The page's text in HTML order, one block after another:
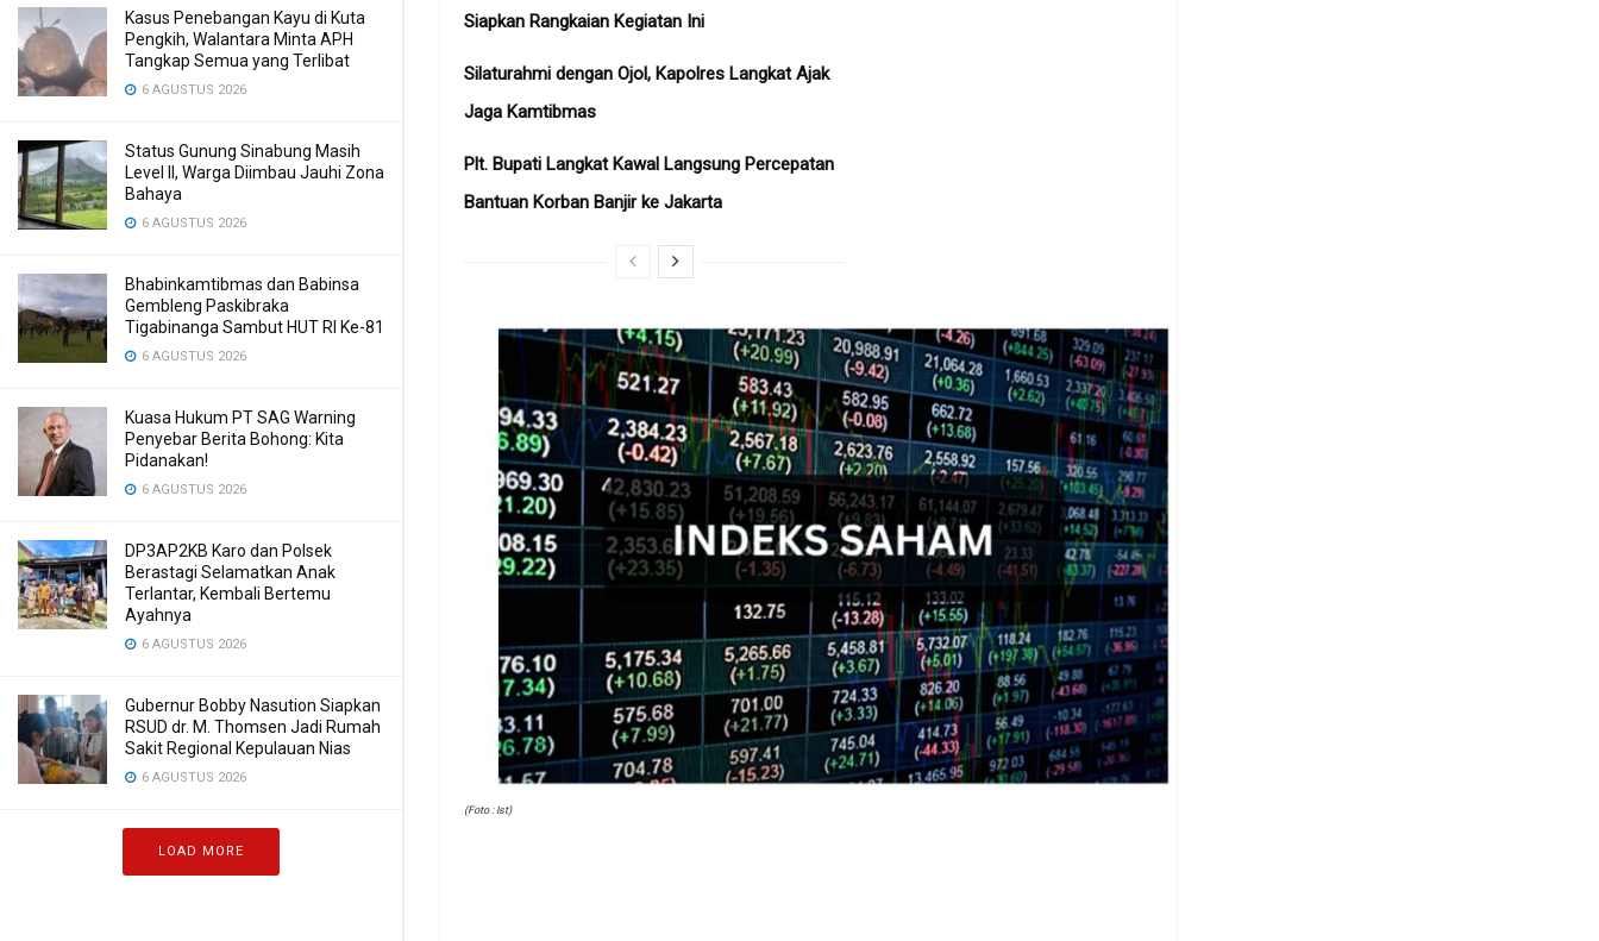
Kasus Penebangan Kayu di Kuta
Pengkih, Walantara Minta APH
Tangkap Semua yang Terlibat
6 AGUSTUS 2026
Status Gunung Sinabung Masih
Level II, Warga Diimbau Jauhi Zona
Bahaya
6 AGUSTUS 2026
Bhabinkamtibmas dan Babinsa
Gembleng Paskibraka
Tigabinanga Sambut HUT RI Ke-81
6 AGUSTUS 2026
Kuasa Hukum PT SAG Warning
Penyebar Berita Bohong: Kita
Pidanakan!
6 AGUSTUS 2026
DP3AP2KB Karo dan Polsek
Berastagi Selamatkan Anak
Terlantar, Kembali Bertemu
Ayahnya
6 AGUSTUS 2026
Gubernur Bobby Nasution Siapkan
RSUD dr. M. Thomsen Jadi Rumah
Sakit Regional Kepulauan Nias
6 AGUSTUS 2026
LOAD MORE
Siapkan Rangkaian Kegiatan Ini
Silaturahmi dengan Ojol, Kapolres Langkat Ajak
Jaga Kamtibmas
Plt. Bupati Langkat Kawal Langsung Percepatan
Bantuan Korban Banjir ke Jakarta
(Foto : Ist)